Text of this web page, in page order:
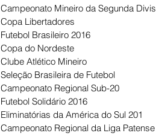
Campeonato Mineiro da Segunda Divis
Copa Libertadores
Futebol Brasileiro 2016
Copa do Nordeste
Clube Atlético Mineiro
Seleção Brasileira de Futebol
Campeonato Regional Sub-20
Futebol Solidário 2016
Eliminatórias da América do Sul 201
Campeonato Regional da Liga Patense